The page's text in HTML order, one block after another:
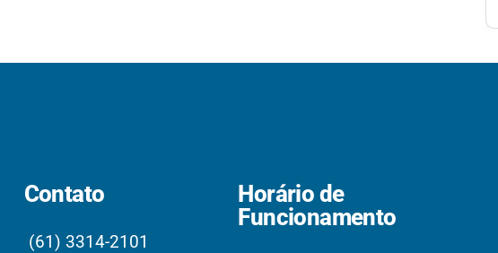
Contato
(61) 3314-2101
Horário de
Funcionamento